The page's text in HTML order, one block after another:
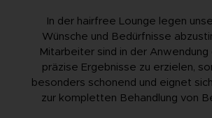
In der hairfree Lounge legen
Wünsche und Bedürfnisse
Mitarbeiter sind in der
präzise Ergebnisse zu erzielen,
besonders schonend und eignet
zur kompletten Behandlung von